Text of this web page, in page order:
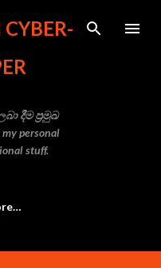
දීම ප්‍රමුඛ
personal
stuff.